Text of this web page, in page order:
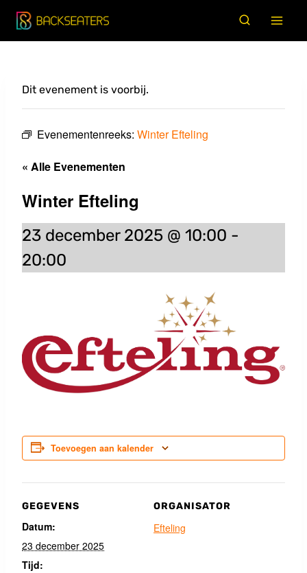
Doorgaan
naar
Dit evenement is voorbij.
Evenementenreeks: Winter Efteling
« Alle Evenementen
Winter Efteling
23 december 2025 @ 10:00 -
20:00
Toevoegen aan kalender
GEGEVENS
Datum:
23 december 2025
Tijd:
ORGANISATOR
Efteling